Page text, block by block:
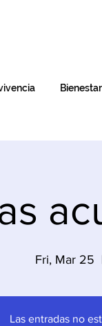
Bienestar
Fri, Mar 25
Las entradas no